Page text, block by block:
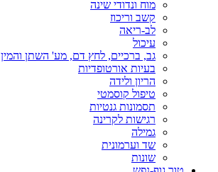
מוח ונדודי שינה
קשב וריכוז
לב-ריאה
עיכול
גב, ברכיים, לחץ דם, מע' השתן והמין
בעיות אורטופדיות
הריון ולידה
טיפול קוסמטי
תסמונות גנטיות
רגישות לקרינה
גמילה
שד וערמונית
שונות